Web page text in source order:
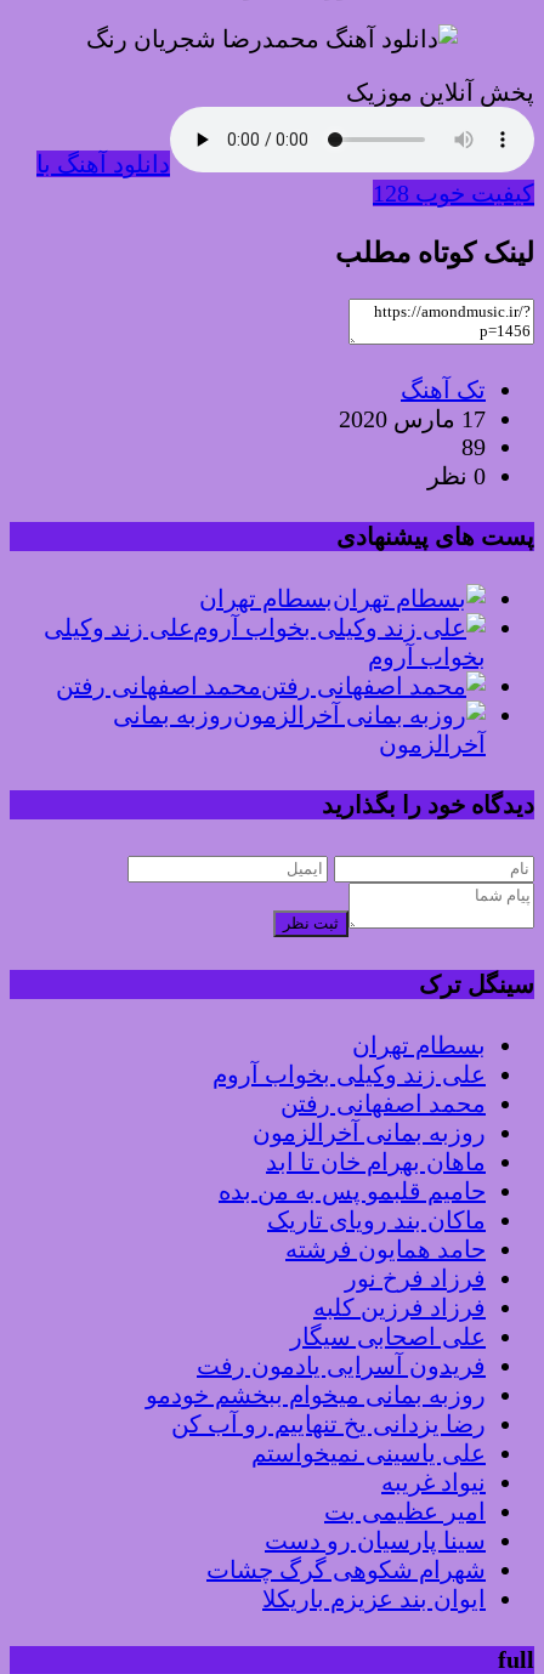
پخش آنلاین موزیک
دانلود آهنگ با
کیفیت خوب 128
لینک کوتاه مطلب
تک آهنگ
17 مارس 2020
89
0 نظر
پست های پیشنهادی
بسطام تهران
علی زند وکیلی
بخواب آروم
محمد اصفهانی رفتن
روزبه بمانی
آخرالزمون
دیدگاه خود را بگذارید
ثبت نظر
سینگل ترک
بسطام تهران
علی زند وکیلی بخواب آروم
محمد اصفهانی رفتن
روزبه بمانی آخرالزمون
ماهان بهرام خان تا ابد
حامیم قلبمو پس به من بده
ماکان بند رویای تاریک
حامد همایون فرشته
فرزاد فرخ نور
فرزاد فرزین کلبه
علی اصحابی سیگار
فریدون آسرایی یادمون رفت
روزبه بمانی میخوام ببخشم خودمو
رضا یزدانی یخ تنهاییم رو آب کن
علی یاسینی نمیخواستم
نیواد غریبه
امیر عظیمی بت
سینا پارسیان رو دست
شهرام شکوهی گرگ چشات
ایوان بند عزیزم باریکلا
full